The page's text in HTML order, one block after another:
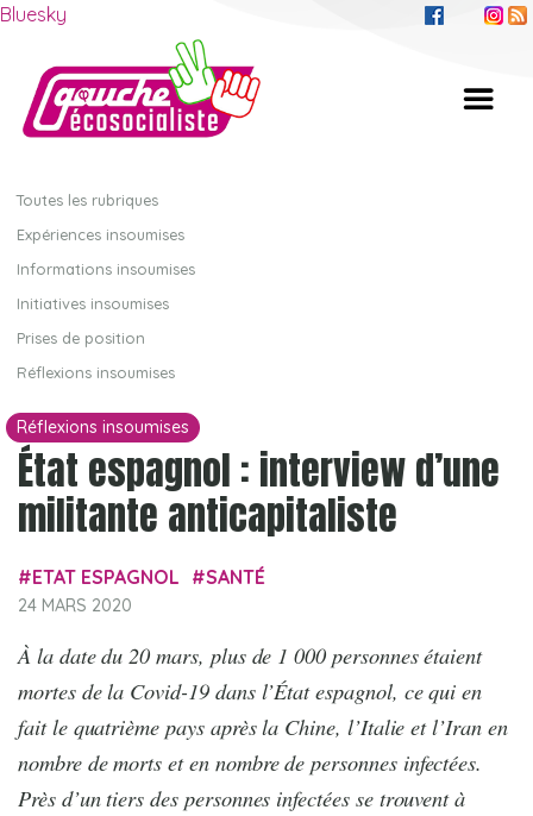
Bluesky
Toutes les rubriques
Expériences insoumises
Informations insoumises
Initiatives insoumises
Prises de position
Réflexions insoumises
Réflexions insoumises
État espagnol : interview d’une
militante anticapitaliste
ETAT ESPAGNOL SANTÉ
24 MARS 2020
À la date du 20 mars, plus de 1 000 personnes étaient
mortes de la Covid-19 dans l’État espagnol, ce qui en
fait le quatrième pays après la Chine, l’Italie et l’Iran en
nombre de morts et en nombre de personnes infectées.
Près d’un tiers des personnes infectées se trouvent à